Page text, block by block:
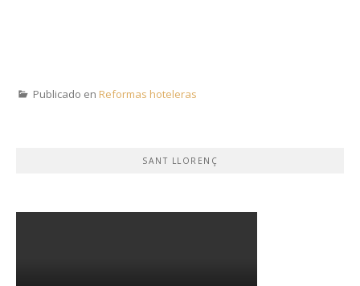
Publicado en Reformas hoteleras
SANT LLORENÇ